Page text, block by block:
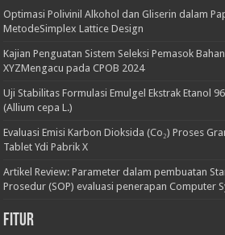
Optimasi Polivinil Alkohol dan Gliserin dalam
MetodeSimplex Lattice Design
Kajian Penguatan Sistem Seleksi Pemasok
XYZMengacu pada CPOB 2024
Uji Stabilitas Formulasi Emulgel Ekstrak Etanol
(Allium cepa L.)
Evaluasi Emisi Karbon Dioksida (Co₂) Proses
Tablet Ydi Pabrik X
Artikel Review: Parameter dalam pembuatan
Prosedur (SOP) evaluasi penerapan Computer
Fitur